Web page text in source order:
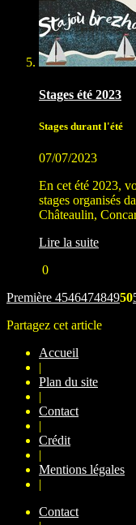
Stages été 2023
Stages durant l'été
07/07/2023
En cet été 2023,
stages organisés
Châteaulin,
Lire la suite
0
Première 454647484950
Partagez cet article
Accueil
|
Plan du site
|
Contact
|
Crédit
|
Mentions légales
|
Contact